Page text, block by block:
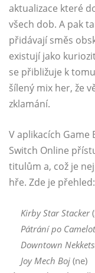
aktualizace které
všech dob. A pak
přidávají směs
existují jako
se přibližuje k
šílený mix her, že
zklamání.
V aplikacích Game
Switch Online
titulům a, což je
hře. Zde je přehled:
Kirby Star Stacker
Pátrání po
Downtown
Joy Mech Boj (ne)